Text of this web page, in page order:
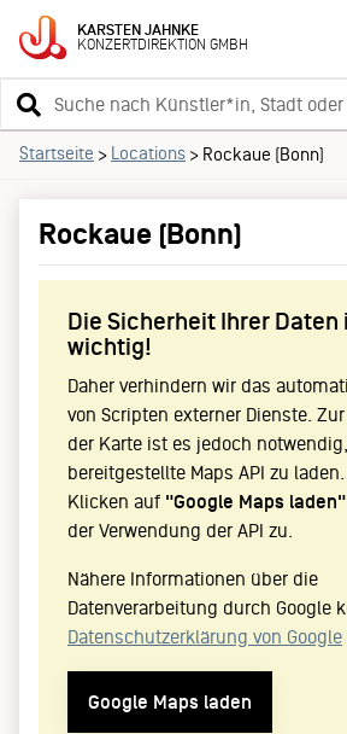
KARSTENJAHNKE
KONZERTDIREKTIONGMBH
Suchbegriff
eingeben
Startseite > Locations > Rockaue (Bonn)
Rockaue (Bonn)
Die Sicherheit Ihrer Daten
wichtig!
Daher verhindern wir das
von Scripten externer Dienste.
der Karte ist es jedoch
bereitgestellte Maps API zu
Klicken auf "Google Maps laden"
der Verwendung der API zu.
Nähere Informationen über die
Datenverarbeitung durch Google
Datenschutzerklärung von Google
Google Maps laden